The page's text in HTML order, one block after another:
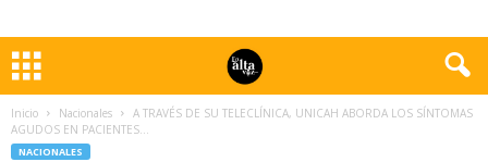
Inicio Nacionales
A TRAVÉS DE SU TELECLÍNICA, UNICAH ABORDA LOS SÍNTOMAS
AGUDOS EN PACIENTES...
NACIONALES